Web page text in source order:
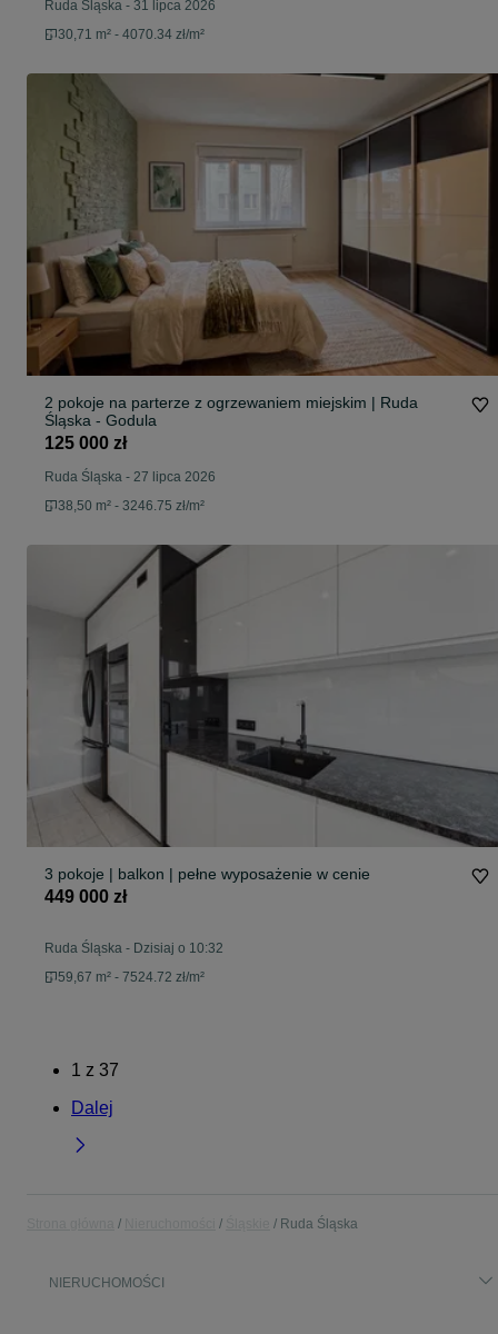
Ruda Śląska - 31 lipca 2026
30,71 m² - 4070.34 zł/m²
2 pokoje na parterze z ogrzewaniem miejskim | Ruda
Śląska - Godula
125 000 zł
Ruda Śląska - 27 lipca 2026
38,50 m² - 3246.75 zł/m²
3 pokoje | balkon | pełne wyposażenie w cenie
449 000 zł
Ruda Śląska - Dzisiaj o 10:32
59,67 m² - 7524.72 zł/m²
1 z 37
Dalej
Ruda Śląska
NIERUCHOMOŚCI